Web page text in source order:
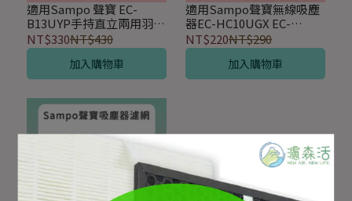
適用Sampo 聲寶 EC-
B13UYP手持直立兩用羽量
級吸塵器替換用 HEPA集塵
濾網芯 (2入組)
NT$330NT$430
加入購物車
適用Sampo聲寶無線吸塵
器EC-HC10UGX EC-
HP12UGX 替換用HEPA微
塵PM2.5濾網
NT$220NT$290
加入購物車